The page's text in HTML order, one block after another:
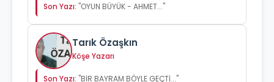
Son Yazı: "OYUN BÜYÜK - AHMET..."
Tarık Özaşkın
Köşe Yazarı
Son Yazı: "BİR BAYRAM BÖYLE GEÇTİ..."